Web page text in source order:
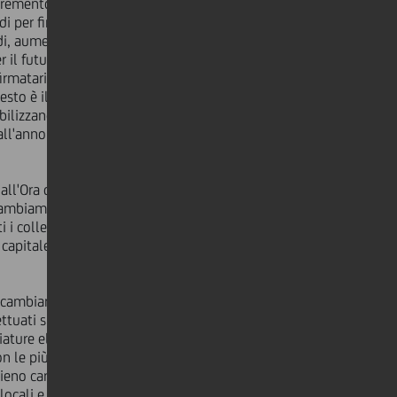
della temperatura globale
per fine secolo, facendo il
aumentando inoltre la resilienza
futuro. È uno sforzo ambizioso
sono per il momento al di
è il terzo punto qualificante
le risorse finanziarie
nell'Unione Europea fino al
della Terra evidenzia
climatico e promuovere
colleghi contribuiranno come
naturale per le generazioni
di comportamento
su larga scala. Fra questi, lo
elettroniche quando non
le più efficienti di nuova
carico, il riuso e il riciclo